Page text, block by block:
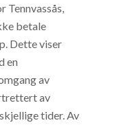
Tennvassås,
betale
Dette viser
en
av
av
tider. Av